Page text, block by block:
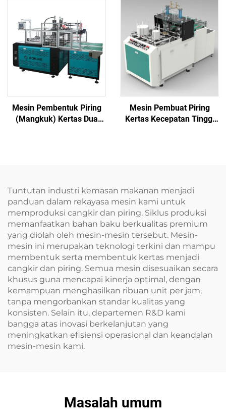
Mesin Pembentuk Piring
(Mangkuk) Kertas Dua
Mesin Pembuat Piring
Kertas Kecepatan Tinggi
Tuntutan industri kemasan makanan menjadi
panduan dalam rekayasa mesin kami untuk
memproduksi cangkir dan piring. Siklus produksi
memanfaatkan bahan baku berkualitas premium
yang diolah oleh mesin-mesin tersebut. Mesin-
mesin ini merupakan teknologi terkini dan mampu
membentuk serta membentuk kertas menjadi
cangkir dan piring. Semua mesin disesuaikan secara
khusus guna mencapai kinerja optimal, dengan
kemampuan menghasilkan ribuan unit per jam,
tanpa mengorbankan standar kualitas yang
konsisten. Selain itu, departemen R&D kami
bangga atas inovasi berkelanjutan yang
meningkatkan efisiensi operasional dan keandalan
mesin-mesin kami.
Masalah umum